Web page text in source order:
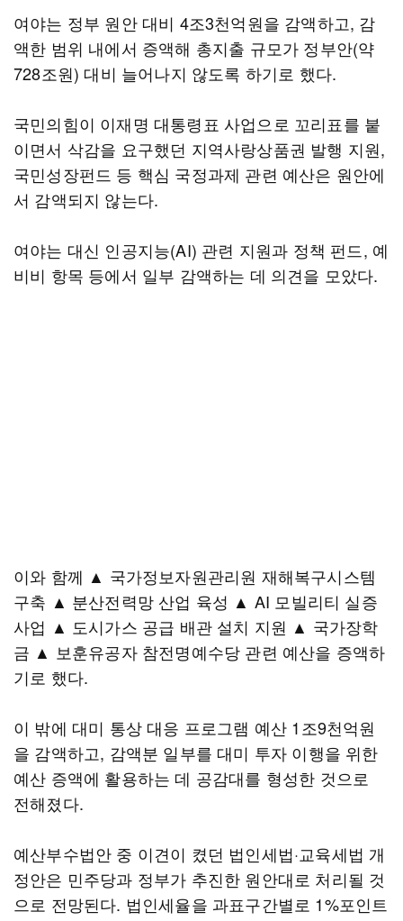
여야는 정부 원안 대비 4조3천억원을 감액하고, 감
액한 범위 내에서 증액해 총지출 규모가 정부안(약
728조원) 대비 늘어나지 않도록 하기로 했다.
국민의힘이 이재명 대통령표 사업으로 꼬리표를 붙
이면서 삭감을 요구했던 지역사랑상품권 발행 지원,
국민성장펀드 등 핵심 국정과제 관련 예산은 원안에
서 감액되지 않는다.
여야는 대신 인공지능(AI) 관련 지원과 정책 펀드, 예
비비 항목 등에서 일부 감액하는 데 의견을 모았다.
이와 함께 ▲ 국가정보자원관리원 재해복구시스템
구축 ▲ 분산전력망 산업 육성 ▲ AI 모빌리티 실증
사업 ▲ 도시가스 공급 배관 설치 지원 ▲ 국가장학
금 ▲ 보훈유공자 참전명예수당 관련 예산을 증액하
기로 했다.
이 밖에 대미 통상 대응 프로그램 예산 1조9천억원
을 감액하고, 감액분 일부를 대미 투자 이행을 위한
예산 증액에 활용하는 데 공감대를 형성한 것으로
전해졌다.
예산부수법안 중 이견이 켰던 법인세법·교육세법 개
정안은 민주당과 정부가 추진한 원안대로 처리될 것
으로 전망된다. 법인세율을 과표구간별로 1%포인트